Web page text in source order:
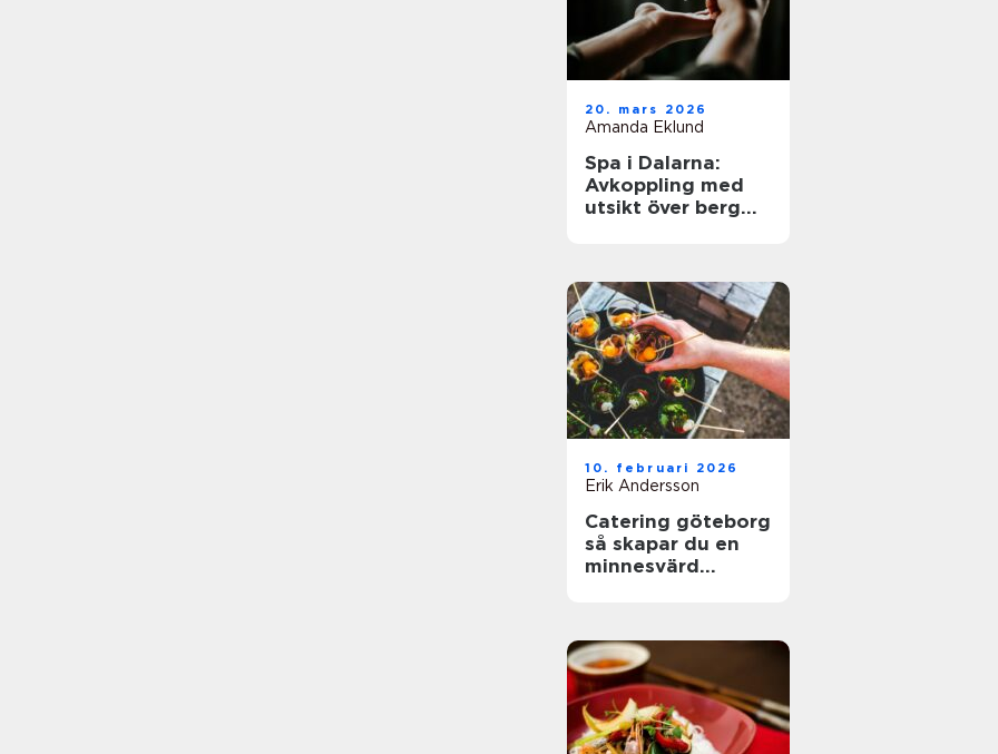
20. mars 2026
Amanda Eklund
Spa i Dalarna:
Avkoppling med
utsikt över berg
10. februari 2026
Erik Andersson
Catering göteborg
så skapar du en
minnesvärd